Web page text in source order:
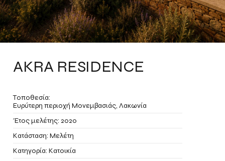
AKRA RESIDENCE
Τοποθεσία:
Ευρύτερη περιοχή Μονεμβασιάς, Λακωνία
Έτος μελέτης: 2020
Κατάσταση: Μελέτη
Κατηγορία: Κατοικία